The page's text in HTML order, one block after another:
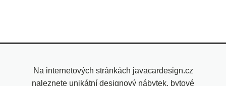
Na internetových stránkách javacardesign.cz
naleznete unikátní designový nábytek, bytové